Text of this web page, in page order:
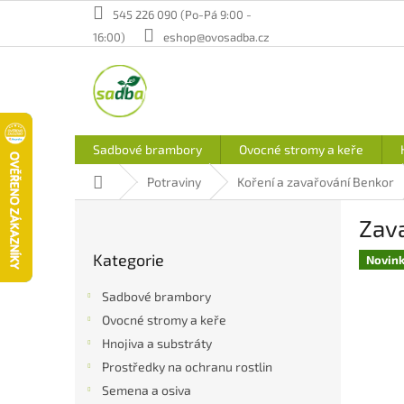
545 226 090 (Po-Pá 9:00 -
16:00)
eshop@ovosadba.cz
Sadbové brambory Ovocné stromy a keře
Domů Potraviny Koření a zavařování Benkor
kategorie
Kategorie
Sadbové brambory
Ovocné stromy a keře
Hnojiva a substráty
Prostředky na ochranu rostlin
Semena a osiva